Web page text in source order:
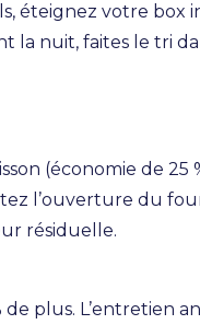
éteignez votre box
la nuit, faites le tri
(économie de 25
l’ouverture du
résiduelle.
plus. L’entretien